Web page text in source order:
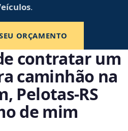
.
ORÇAMENTO
contratar um
caminhão na
Pelotas‑RS
de mim